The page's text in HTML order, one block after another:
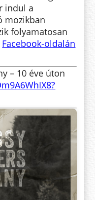
indul a
mozikban
folyamatosan
Facebook-oldalán
– 10 éve úton